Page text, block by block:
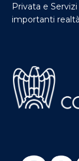
Privata e
importanti